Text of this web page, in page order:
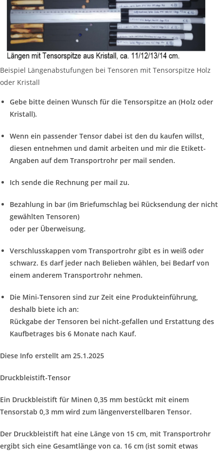
Beispiel Längenabstufungen bei Tensoren mit Tensorspitze Holz
oder Kristall
Gebe bitte deinen Wunsch für die Tensorspitze an (Holz oder
Kristall).
Wenn ein passender Tensor dabei ist den du kaufen willst,
diesen entnehmen und damit arbeiten und mir die Etikett-
Angaben auf dem Transportrohr per mail senden.
Ich sende die Rechnung per mail zu.
Bezahlung in bar (im Briefumschlag bei Rücksendung der nicht
gewählten Tensoren)
oder per Überweisung.
Verschlusskappen vom Transportrohr gibt es in weiß oder
schwarz. Es darf jeder nach Belieben wählen, bei Bedarf von
einem anderem Transportrohr nehmen.
Die Mini-Tensoren sind zur Zeit eine Produkteinführung,
deshalb biete ich an:
Rückgabe der Tensoren bei nicht-gefallen und Erstattung des
Kaufbetrages bis 6 Monate nach Kauf.
Diese Info erstellt am 25.1.2025
Druckbleistift-Tensor
Ein Druckbleistift für Minen 0,35 mm bestückt mit einem
Tensorstab 0,3 mm wird zum längenverstellbaren Tensor.
Der Druckbleistift hat eine Länge von 15 cm, mit Transportrohr
ergibt sich eine Gesamtlänge von ca. 16 cm (ist somit etwas